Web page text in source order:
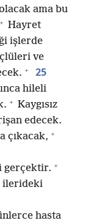
ama bu
+ Hayret
işlerde
ve
+ 25
hileli
+ Kaygısız
edecek.
çıkacak, +
gerçektir. +
ilerideki
hasta